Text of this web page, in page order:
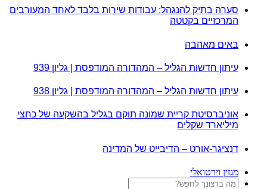
סערה בתיק להנגהל: עבודות שירות בלבד לאחד המעורבים
המרכזיים בקטטה
באים מאהבה
עיתון חדשות הגליל – המהדורה המודפסת | גליון 939
עיתון חדשות הגליל – המהדורה המודפסת | גליון 938
אוניברסיטת קריית שמונה תוקם בגליל בהשקעה של כחצי
מיליארד שקלים
דנציגר-אורט – הדיבייט של המדינה
מגזין וירטואלי